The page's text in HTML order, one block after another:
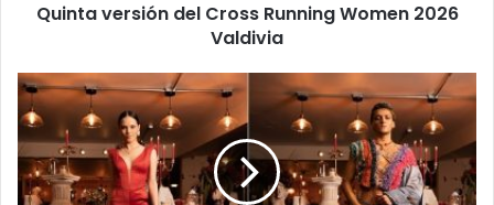
Quinta versión del Cross Running Women 2026
Valdivia
The
Encounter”,
una
experiencia
sensorial
de